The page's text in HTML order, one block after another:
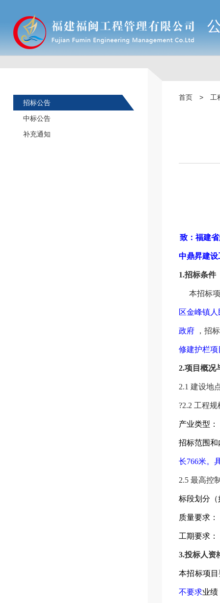
招标公告
中标公告
补充通知
首页 > 工
致：福建
中鼎昇建
1.招标条件
本招标
区金峰镇
政府 ，招
修建护栏项
2.项目概况
2.1 建设地
?2.2 工程
产业类型：
招标范围和
长766米。
2.5 最高控
标段划分
质量要求：
工期要求
3.投标人资
本招标项
不要求业绩